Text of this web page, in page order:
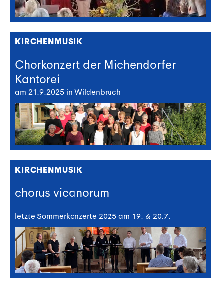
KIRCHENMUSIK
Chorkonzert der Michendorfer
Kantorei
am 21.9.2025 in Wildenbruch
KIRCHENMUSIK
chorus vicanorum
letzte Sommerkonzerte 2025 am 19. & 20.7.